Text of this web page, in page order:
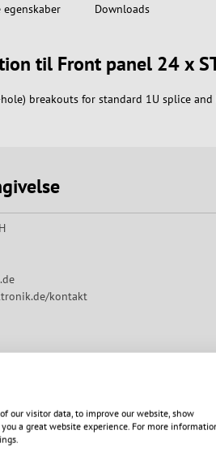
egenskaber Downloads
til Front panel 24 x
breakouts for standard 1U splice
kontakt
our visitor data, to improve our website, show
a great website experience. For more